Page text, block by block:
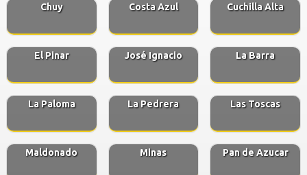
Chuy Costa Azul Cuchilla Alta
El Pinar José Ignacio La Barra
La Paloma La Pedrera Las Toscas
Maldonado Minas Pan de Azucar